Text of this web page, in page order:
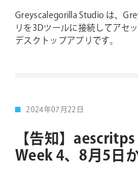
Greyscalegorilla Studio は、
リを3Dツールに接続してアセ
デスクトップアプリです。
2024年07月22日
【告知】
Week 4、8月5日